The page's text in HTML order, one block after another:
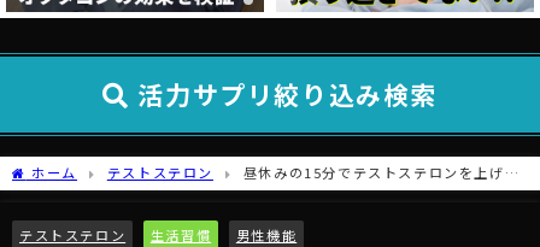
活力サプリ絞り込み検索
ホーム テストステロン
昼休みの15分でテストステロンを上げる
4つの習慣
テストステロン 生活習慣 男性機能